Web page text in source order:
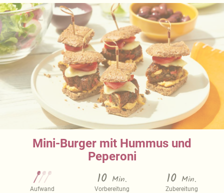
Mini-Burger mit Hummus und
Peperoni
Aufwand
10 Min.
Vorbereitung
10 Min.
Zubereitung